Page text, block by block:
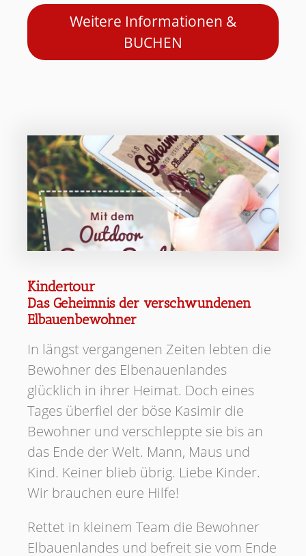
Weitere Informationen &
BUCHEN
Kindertour
Das Geheimnis der verschwundenen
Elbauenbewohner
In längst vergangenen Zeiten lebten die
Bewohner des Elbenauenlandes
glücklich in ihrer Heimat. Doch eines
Tages überfiel der böse Kasimir die
Bewohner und verschleppte sie bis an
das Ende der Welt. Mann, Maus und
Kind. Keiner blieb übrig. Liebe Kinder.
Wir brauchen eure Hilfe!
Rettet in kleinem Team die Bewohner
Elbauenlandes und befreit sie vom Ende